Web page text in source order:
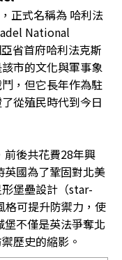
正式名稱為 哈利法
National
省首府哈利法克斯
市的文化與軍事象
，但它長年作為駐
從殖民時代到今日
後共花費28年興
國為了鞏固對北美
堡壘設計（star-
可提升防禦力，使
不僅是英法爭奪北
歷史的縮影。